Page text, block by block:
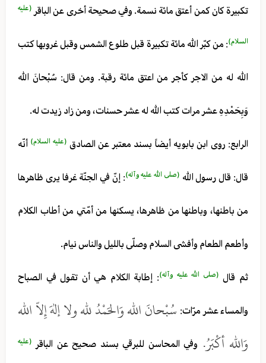
تكبيرة كان كمن أعتق مائة نسمة. وفي صحيحة أخرى عن الباقر (عليه
السلام): من كبّر الله مائة تكبيرة قبل طلوع الشمس وقبل غروبها كتب
الله له من الاجر كأجر من اعتق مائة رقبة. ومن قال: سُبْحانَ الله
وَبِحَمْدِهِ عشر مرات كتب الله له عشر حسنات، ومن زاد زيدت له.
الرابع: روى ابن بابويه أيضاً بسند معتبر عن الصادق (عليه السلام) أنّه
قال: قال رسول الله (صلى الله عليه وآله): إنّ في الجنّة غرفا يرى ظاهرها
من باطنها، وباطنها من ظاهرها، يسكنها من أمّتي من أطاب الكلام
وأطعم الطعام وأفشى السلام وصلّى بالليل والناس نيام.
ثم قال (صلى الله عليه وآله): إطابة الكلام هي أن تقول في الصباح
والمساء عشر مرّات: سُبْحانَ الله وَالحَمْدُ لله ولا إلهَ إِلاّ الله
وَالله أكْبَرُ. وفي المحاسن للبرقي بسند صحيح عن الباقر (عليه